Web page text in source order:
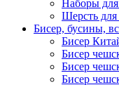
Наборы
Шерсть для
Бисер, бусины,
Бисер
Бисер
Бисер
Бисер